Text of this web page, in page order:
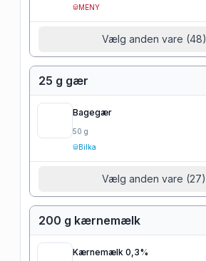
MENY
Vælg anden vare (48)
25 g gær
Bagegær
50 g
Bilka
Vælg anden vare (27)
200 g kærnemælk
Kærnemælk 0,3%